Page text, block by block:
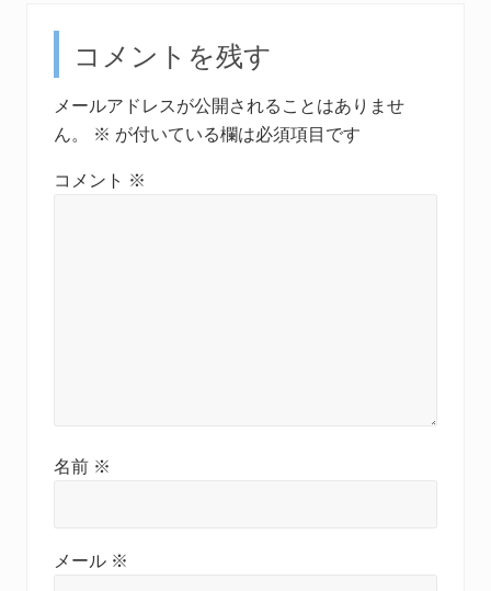
Reader
Interactions
コメントを残す
メールアドレスが公開されることはありませ
ん。
※ が付いている欄は必須項目です
コメント ※
名前 ※
メール ※